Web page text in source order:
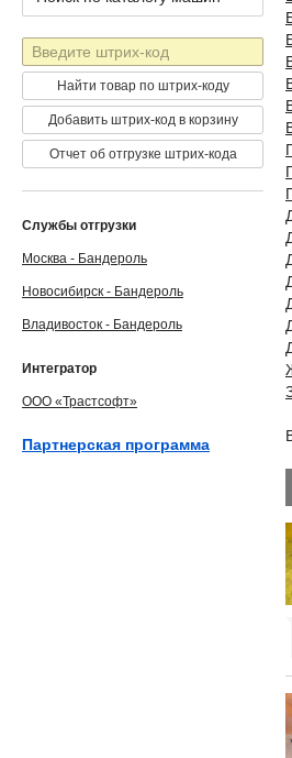
Штрих-
код
Найти товар по штрих-коду
Добавить штрих-код в корзину
Отчет об отгрузке штрих-кода
Службы отгрузки
Москва - Бандероль
Новосибирск - Бандероль
Владивосток - Бандероль
Интегратор
ООО «Трастсофт»
Партнерская программа